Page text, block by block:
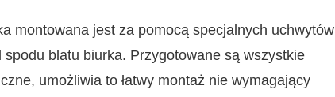
montowana jest za pomocą specjalnych uchwytów
spodu blatu biurka. Przygotowane są wszystkie
umożliwia to łatwy montaż nie wymagający